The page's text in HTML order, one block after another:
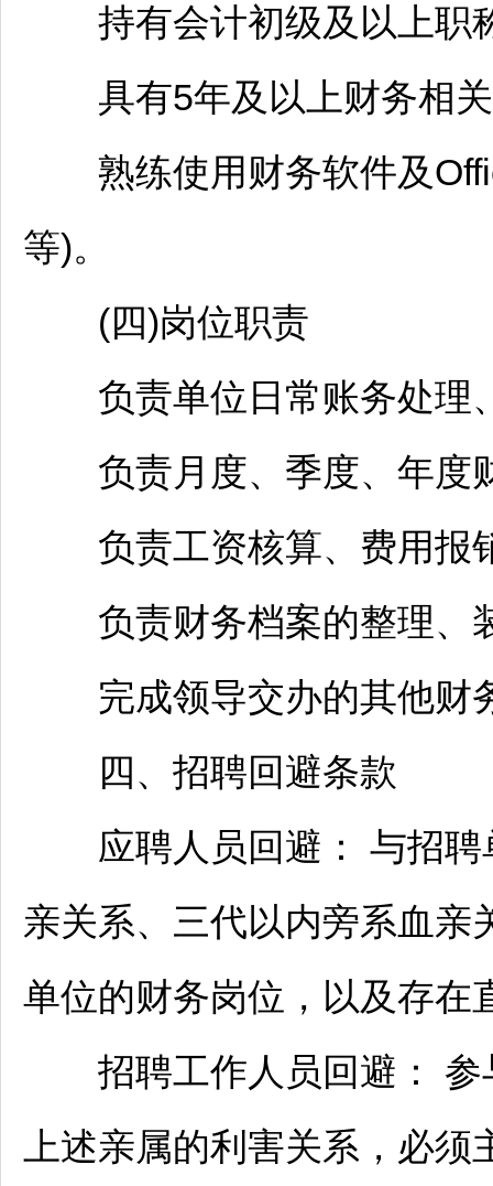
持有会计初级及以上职
具有5年及以上财务相关
熟练使用财务软件及
等)。
(四)岗位职责
负责单位日常账务处理
负责月度、季度、年度
负责工资核算、费用报
负责财务档案的整理、
完成领导交办的其他财
四、 招聘回避条款
应聘人员回避： 与招聘
亲关系、三代以内旁系血亲
单位的财务岗位，以及存在
招聘工作人员回避： 参
上述亲属的利害关系，必